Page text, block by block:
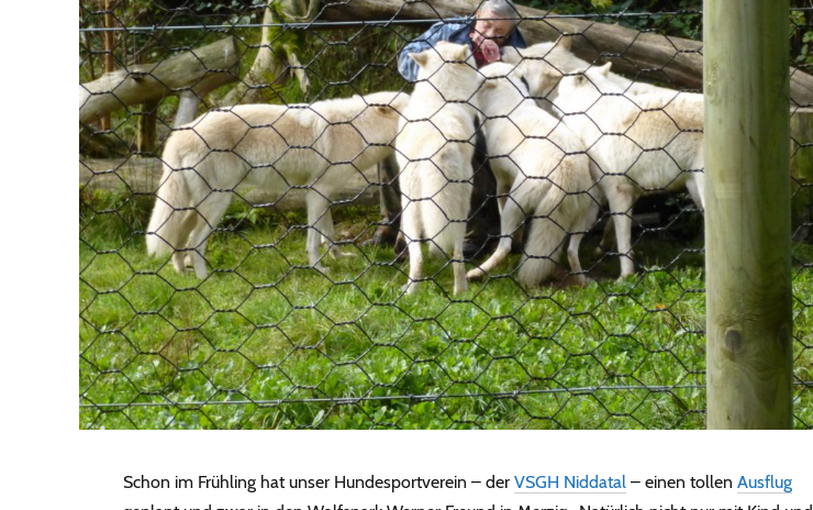
Schon im Frühling hat unser Hundesportverein – der VSGH Niddatal – einen tollen Ausflug